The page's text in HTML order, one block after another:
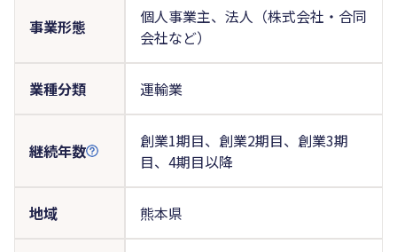
事業形態
個人事業主、法人（株式会社・合同
会社など）
業種分類 運輸業
継続年数
創業1期目、創業2期目、創業3期
目、4期目以降
地域 熊本県